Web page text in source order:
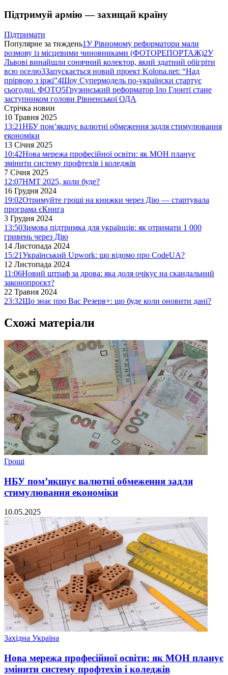
Підтримуй армію — захищай країну
Підтримати
Популярне за тиждень1У Рівномому реформатори мали
розмову із місцевими чиновниками (ФОТОРЕПОРТАЖ)2У
Львові винайшли сонячний колектор, який здатний обігріти
всю оселю3Запускається новий проект Kolona.net: “Над
прірвою з іржі”4Шоу Супермодель по-українски стартує
сьогодні. ФОТО5Грузинський реформатор Іло Глонті стане
заступником голови Рівненської ОДА
Стрічка новин
10 Травня 2025
13:21НБУ пом’якшує валютні обмеження задля стимулювання
економіки
13 Січня 2025
10:42Нова мережа професійної освіти: як МОН планує
змінити систему профтехів і коледжів
7 Січня 2025
12:07НМТ 2025, коли буде?
16 Грудня 2024
19:02Отримуйте гроші на книжки через Дію — стартувала
програма єКнига
3 Грудня 2024
13:50Зимова підтримка для українців: як отримати 1 000
гривень через Дію
14 Листопада 2024
15:21Український Upwork: що відомо про CodeUA?
12 Листопада 2024
11:06Новий штраф за дрова: яка доля очікує на скандальний
законопроєкт?
22 Травня 2024
23:32Що знає про Вас Резерв+: що буде коли оновити дані?
Схожі матеріали
Гроші
НБУ пом’якшує валютні обмеження задля
стимулювання економіки
10.05.2025
Західна Україна
Нова мережа професійної освіти: як МОН планує
змінити систему профтехів і коледжів